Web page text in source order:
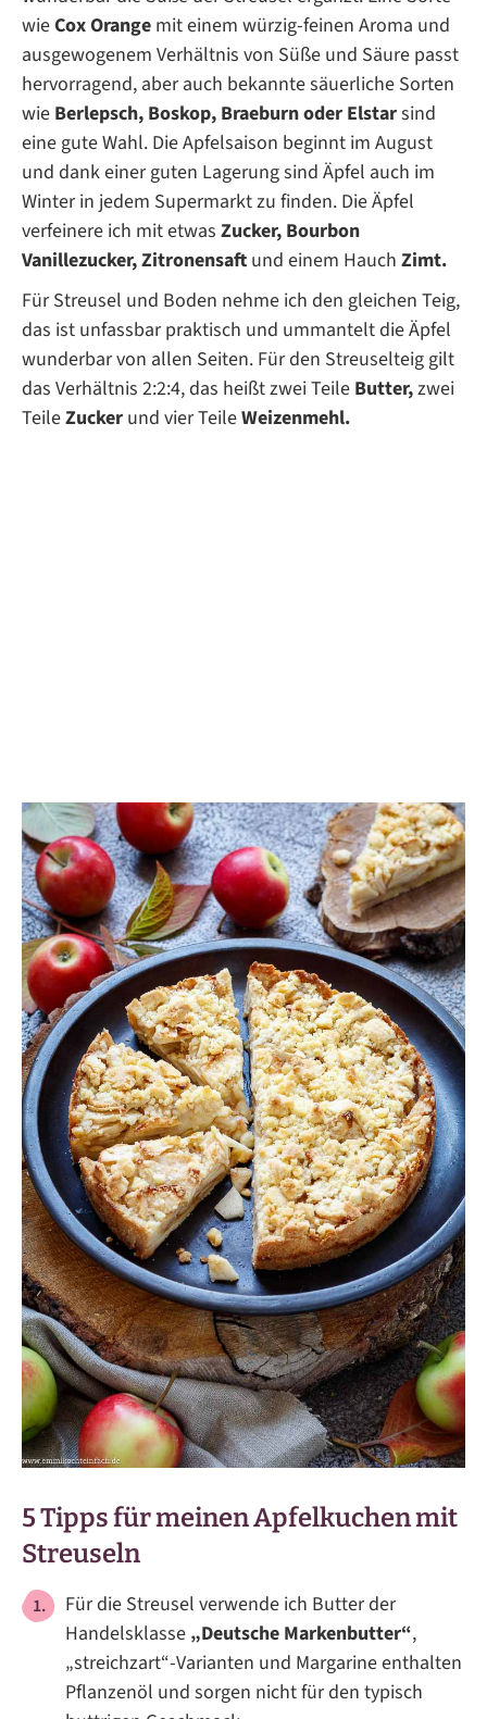
wieCox Orange mit einem würzig-feinen Aroma und
ausgewogenem Verhältnis von Süße und Säure passt
hervorragend, aber auch bekannte säuerliche Sorten
wie Berlepsch, Boskop, Braeburn oder Elstarsind
eine gute Wahl. Die Apfelsaison beginnt im August
und dank einer guten Lagerung sind Äpfel auch im
Winter in jedem Supermarkt zu finden. Die Äpfel
verfeinere ich mit etwas Zucker, Bourbon
Vanillezucker, Zitronensaft und einem Hauch Zimt.
Für Streusel und Boden nehme ich den gleichen Teig,
das ist unfassbar praktisch und ummantelt die Äpfel
wunderbar von allen Seiten. Für den Streuselteig gilt
das Verhältnis 2:2:4, das heißt zwei Teile Butter,zwei
TeileZucker und vier TeileWeizenmehl.
5 Tipps für meinen Apfelkuchen mit
Streuseln
Für die Streusel verwende ich Butter der
Handelsklasse „Deutsche Markenbutter“,
„streichzart“-Varianten und Margarine enthalten
Pflanzenöl und sorgen nicht für den typisch